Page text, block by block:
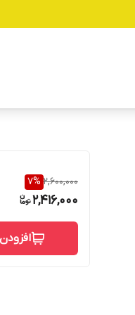
2,600,000
7%
2,416,000